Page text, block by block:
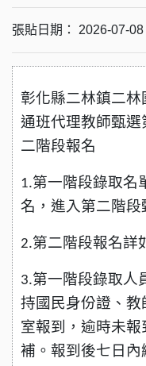
張貼日期： 2026-07-
彰化縣二林鎮二林
通班代理教師甄
二階段報名
1.第一階段錄取名
名，進入第二階段
2.第二階段報名詳
3.第一階段錄取人
持國民身份證、
室報到，逾時未
補。報到後七日